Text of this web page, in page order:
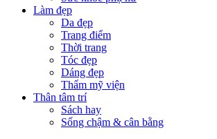
Làm đẹp
Da đẹp
Trang điểm
Thời trang
Tóc đẹp
Dáng đẹp
Thẩm mỹ viện
Thân tâm trí
Sách hay
Sống chậm & cân bằng